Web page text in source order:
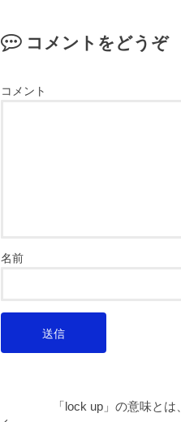
コメントをどうぞ
コメント
名前
「lock up」の意味と